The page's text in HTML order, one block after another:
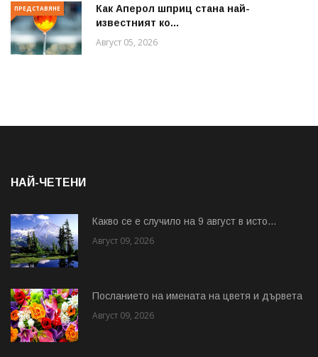
ПРЕДСТАВЯНЕ
Как Аперол шприц стана най-
известният ко...
Август 05, 2026
НАЙ-ЧЕТЕНИ
Какво се е случило на 9 август в исто...
Август 09, 2026
Посланието на имената на цветя и дървета
Август 09, 2026